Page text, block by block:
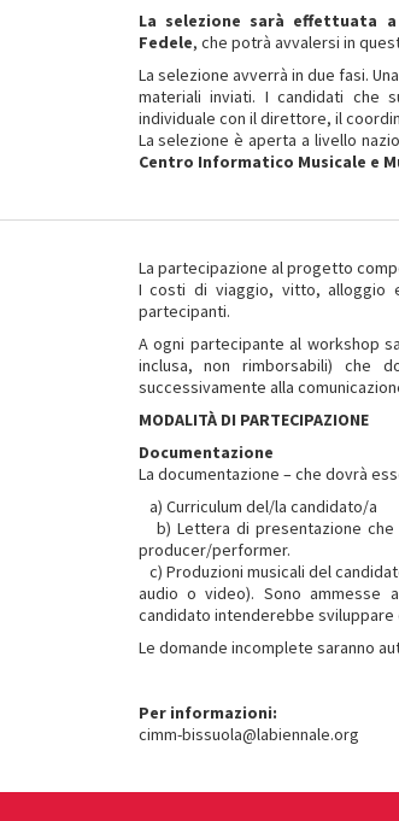
La selezione sarà effettuata
Fedele, che potrà avvalersi in
La selezione avverrà in due fasi.
materiali inviati. I candidati che
individuale con il direttore, il
La selezione è aperta a livello
Centro Informatico Musicale e
La partecipazione al progetto
I costi di viaggio, vitto, alloggio
partecipanti.
A ogni partecipante al workshop
inclusa, non rimborsabili) che
successivamente alla
MODALITÀ DI PARTECIPAZIONE
Documentazione
La documentazione – che dovrà
a) Curriculum del/la candidato/a
b) Lettera di presentazione che
producer/performer.
c) Produzioni musicali del
audio o video). Sono ammesse
candidato intenderebbe sviluppare
Le domande incomplete saranno
Per informazioni:
cimm-bissuola@labiennale.org